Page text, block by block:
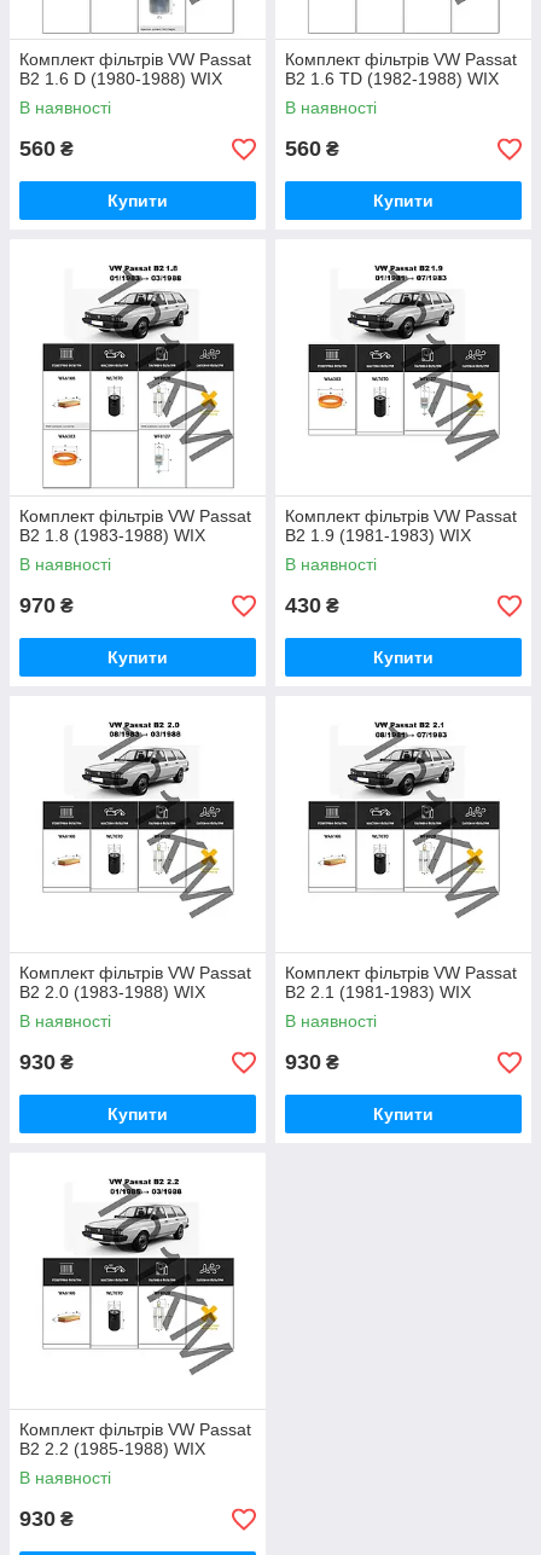
Комплект фільтрів VW Passat
B2 1.6 D (1980-1988) WIX
В наявності
560 ₴
Купити
Комплект фільтрів VW Passat
B2 1.6 TD (1982-1988) WIX
В наявності
560 ₴
Купити
Комплект фільтрів VW Passat
B2 1.8 (1983-1988) WIX
В наявності
970 ₴
Купити
Комплект фільтрів VW Passat
B2 1.9 (1981-1983) WIX
В наявності
430 ₴
Купити
Комплект фільтрів VW Passat
B2 2.0 (1983-1988) WIX
В наявності
930 ₴
Купити
Комплект фільтрів VW Passat
B2 2.1 (1981-1983) WIX
В наявності
930 ₴
Купити
Комплект фільтрів VW Passat
B2 2.2 (1985-1988) WIX
В наявності
930 ₴